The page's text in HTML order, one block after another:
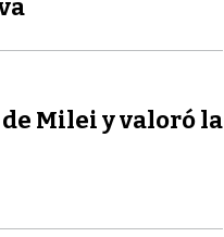
Milei y valoró la